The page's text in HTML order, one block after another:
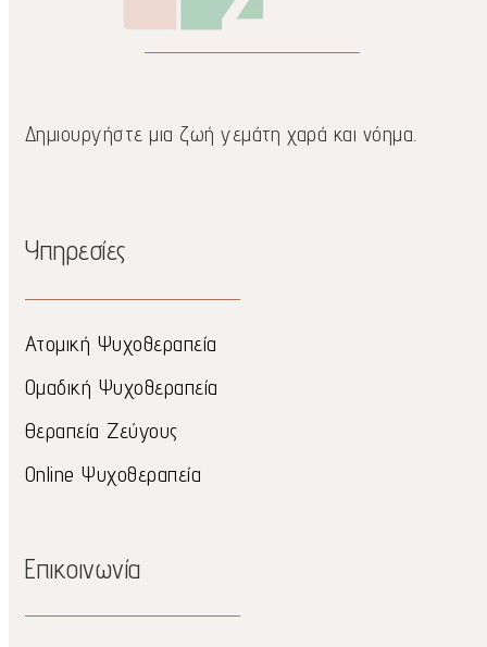
Δημιουργήστε μια ζωή γεμάτη χαρά και νόημα.
Υπηρεσίες
Ατομική Ψυχοθεραπεία
Ομαδική Ψυχοθεραπεία
Θεραπεία Ζεύγους
Online Ψυχοθεραπεία
Επικοινωνία